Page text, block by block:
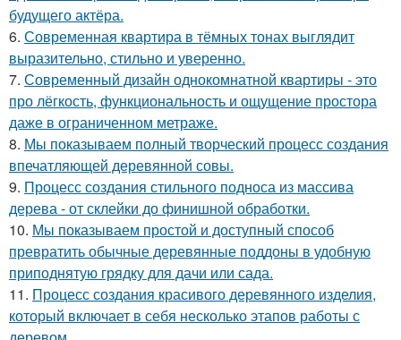
будущего актёра.
6. Современная квартира в тёмных тонах выглядит
выразительно, стильно и уверенно.
7. Современный дизайн однокомнатной квартиры - это
про лёгкость, функциональность и ощущение простора
даже в ограниченном метраже.
8. Мы показываем полный творческий процесс создания
впечатляющей деревянной совы.
9. Процесс создания стильного подноса из массива
дерева - от склейки до финишной обработки.
10. Мы показываем простой и доступный способ
превратить обычные деревянные поддоны в удобную
приподнятую грядку для дачи или сада.
11. Процесс создания красивого деревянного изделия,
который включает в себя несколько этапов работы с